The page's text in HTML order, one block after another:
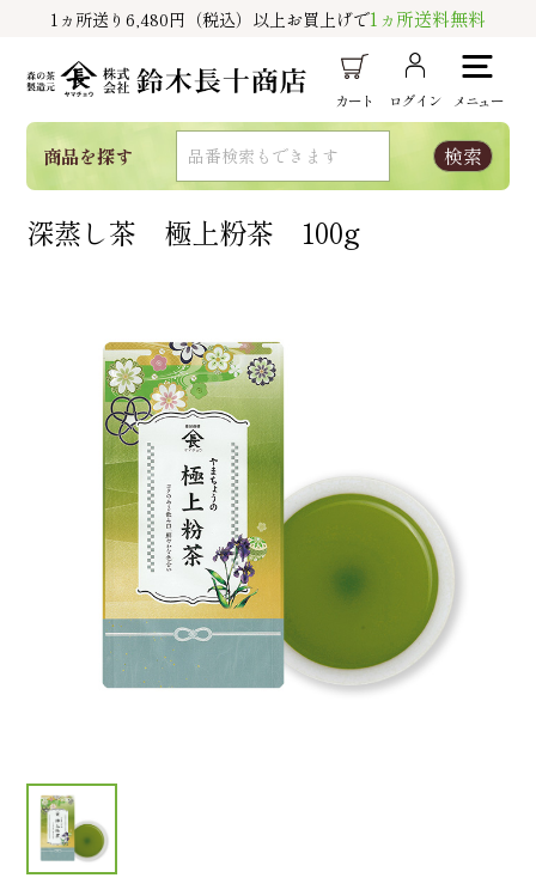
1ヵ所送り6,480円（税込）以上お買上げで1ヵ所送料無料
カート ログイン メニュー
商品を探す
深蒸し茶 極上粉茶 100g